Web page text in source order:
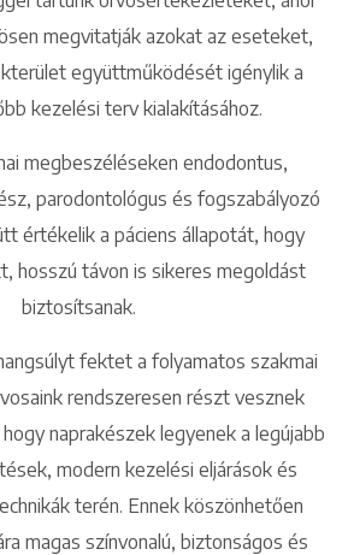
megvitatják azokat az eseteket,
együttműködését igénylik a
kezelési terv kialakításához.
megbeszéléseken endodontus,
parodontológus és fogszabályozó
értékelik a páciens állapotát, hogy
hosszú távon is sikeres megoldást
biztosítsanak.
fektet a folyamatos szakmai
rendszeresen részt vesznek
naprakészek legyenek a legújabb
modern kezelési eljárások és
terén. Ennek köszönhetően
magas színvonalú, biztonságos és